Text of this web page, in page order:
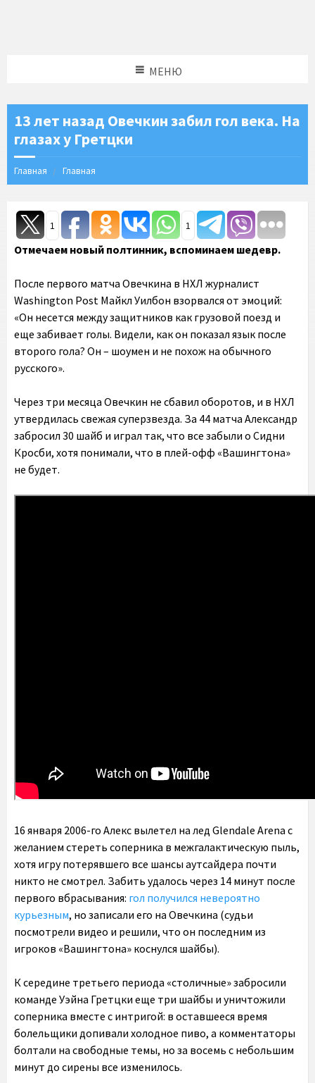
МЕНЮ
13 лет назад Овечкин забил гол века. На
глазах у Гретцки
Главная Главная
1 1
Отмечаем новый полтинник, вспоминаем шедевр.
После первого матча Овечкина в НХЛ журналист
Washington Post Майкл Уилбон взорвался от эмоций:
«Он несется между защитников как грузовой поезд и
еще забивает голы. Видели, как он показал язык после
второго гола? Он – шоумен и не похож на обычного
русского».
Через три месяца Овечкин не сбавил оборотов, и в НХЛ
утвердилась свежая суперзвезда. За 44 матча Александр
забросил 30 шайб и играл так, что все забыли о Сидни
Кросби, хотя понимали, что в плей-офф «Вашингтона»
не будет.
16 января 2006-го Алекс вылетел на лед Glendale Arena с
желанием стереть соперника в межгалактическую пыль,
хотя игру потерявшего все шансы аутсайдера почти
никто не смотрел. Забить удалось через 14 минут после
первого вбрасывания: гол получился невероятно
курьезным, но записали его на Овечкина (судьи
посмотрели видео и решили, что он последним из
игроков «Вашингтона» коснулся шайбы).
К середине третьего периода «столичные» забросили
команде Уэйна Гретцки еще три шайбы и уничтожили
соперника вместе с интригой: в оставшееся время
болельщики допивали холодное пиво, а комментаторы
болтали на свободные темы, но за восемь с небольшим
минут до сирены все изменилось.